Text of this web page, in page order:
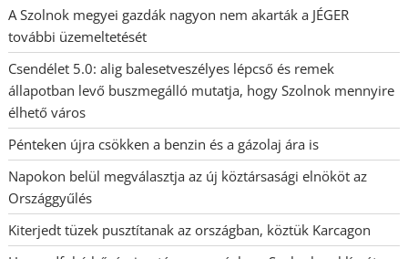
A Szolnok megyei gazdák nagyon nem akarták a JÉGER
további üzemeltetését
Csendélet 5.0: alig balesetveszélyes lépcső és remek
állapotban levő buszmegálló mutatja, hogy Szolnok mennyire
élhető város
Pénteken újra csökken a benzin és a gázolaj ára is
Napokon belül megválasztja az új köztársasági elnököt az
Országgyűlés
Kiterjedt tüzek pusztítanak az országban, köztük Karcagon